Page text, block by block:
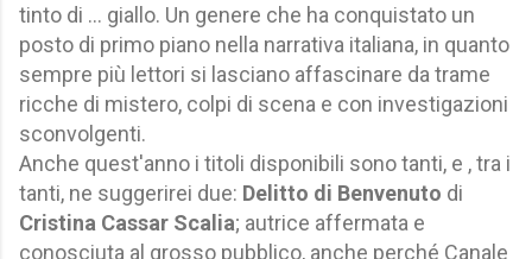
tinto di ... giallo. Un genere che ha conquistato un
posto di primo piano nella narrativa italiana, in quanto
sempre più lettori si lasciano affascinare da trame
ricche di mistero, colpi di scena e con investigazioni
sconvolgenti.
Anche quest'anno i titoli disponibili sono tanti, e , tra i
tanti, ne suggerirei due: Delitto di Benvenuto di
Cristina Cassar Scalia; autrice affermata e
conosciuta al grosso pubblico, anche perché Canale